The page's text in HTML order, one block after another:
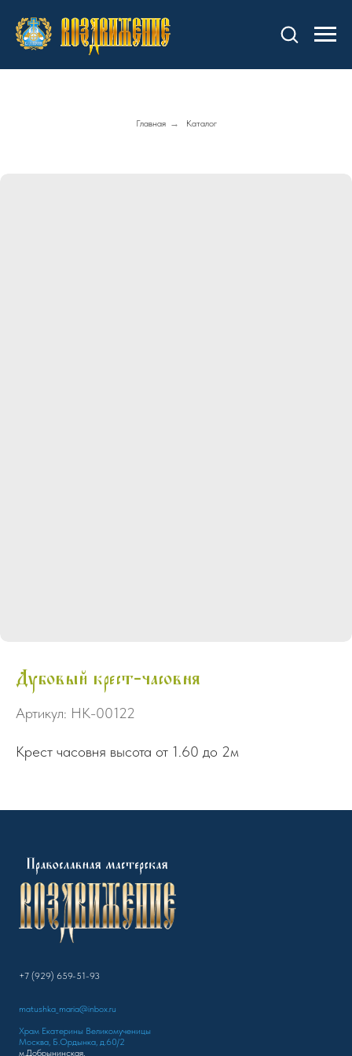
Главная → Каталог
Дубовый крест-часовня
Артикул: НК-00122
Крест часовня высота от 1.60 до 2м
+7 (929) 659-51-93
matushka_maria@inbox.ru
Храм Екатерины Великомученицы
Москва, Б.Ордынка, д.60/2
м.Добрынинская,